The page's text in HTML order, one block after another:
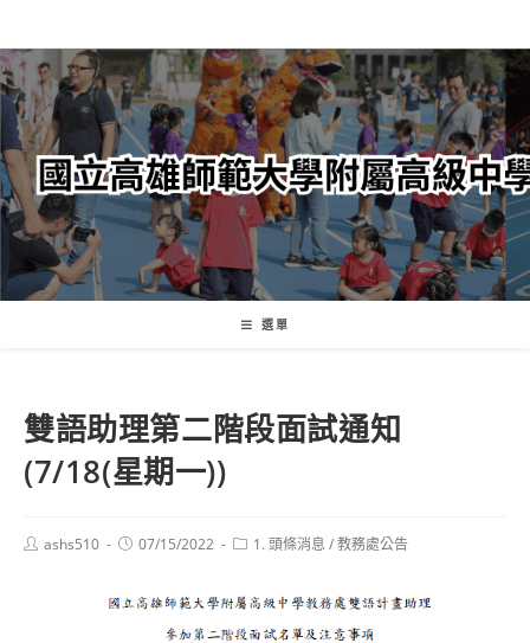
轉
至
主
內
容
選單
雙語助理第二階段面試通知
(7/18(星期一))
Postashs510
Post07/15/2022
Post1. 頭條消息 /教務處公告